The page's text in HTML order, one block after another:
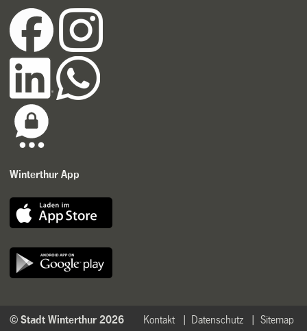
Winterthur App
Sitemap
Datenschutz
Kontakt
© Stadt Winterthur 2026